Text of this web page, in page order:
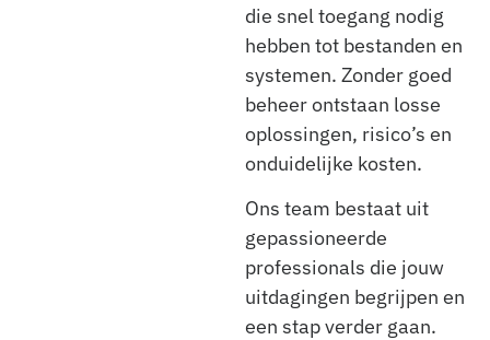
die snel toegang nodig
hebben tot bestanden en
systemen. Zonder goed
beheer ontstaan losse
oplossingen, risico’s en
onduidelijke kosten.
Ons team bestaat uit
gepassioneerde
professionals die jouw
uitdagingen begrijpen en
een stap verder gaan.